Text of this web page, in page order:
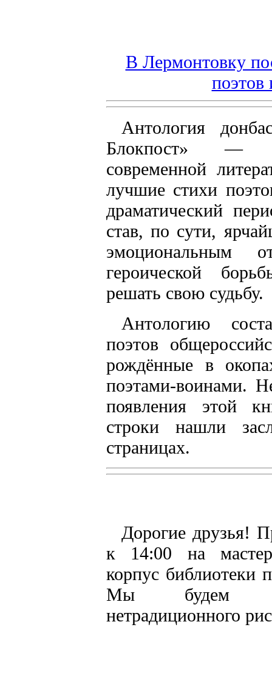
В Лермонтовку
поэтов
Антология
Блокпост» —
современной
лучшие стихи
драматический
став, по сути,
эмоциональным
героической
решать свою судьбу.
Антологию
поэтов
рождённые в
поэтами-воинами.
появления этой
строки нашли
страницах.
Дорогие друзья!
к 14:00 на
корпус библиотеки
Мы будем
нетрадиционного